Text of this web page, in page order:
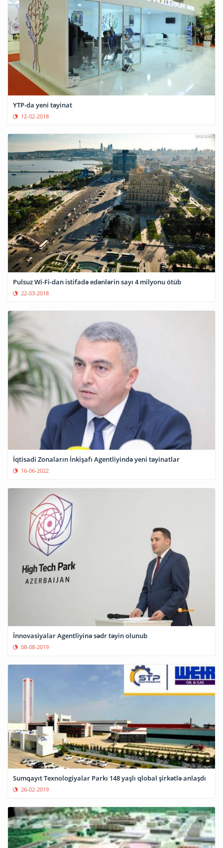
YTP-da yeni təyinat
12-02-2018
Pulsuz Wi-Fi-dan istifadə edənlərin sayı 4 milyonu ötüb
22-03-2018
İqtisadi Zonaların İnkişafı Agentliyində yeni təyinatlar
16-06-2022
İnnovasiyalar Agentliyinə sədr təyin olunub
08-08-2019
Sumqayıt Texnologiyalar Parkı 148 yaşlı qlobal şirkətlə anlaşdı
26-02-2019